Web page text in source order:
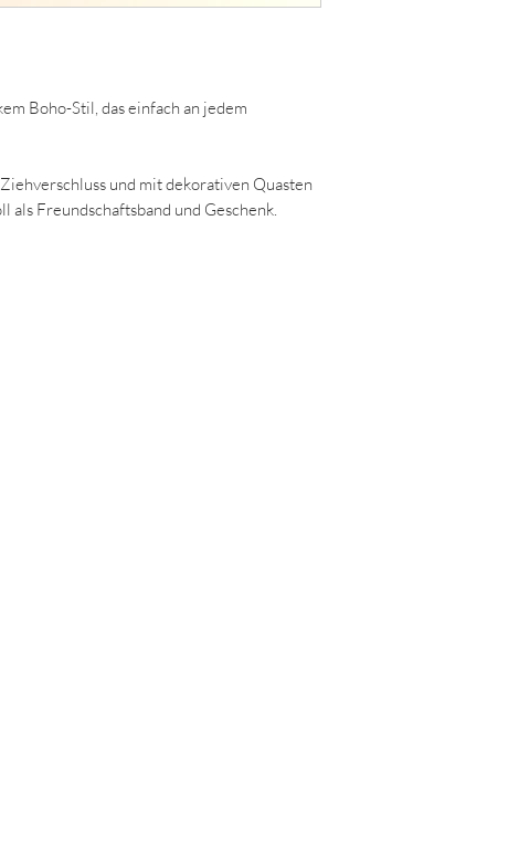
Boho-Stil, das einfach an jedem
und mit dekorativen Quasten
als Freundschaftsband und Geschenk.